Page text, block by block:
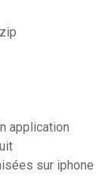
application
sur iphone